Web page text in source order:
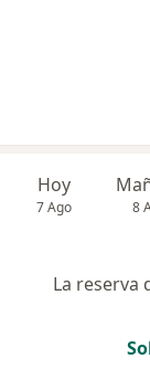
Hoy
7 Ago 8
La reserva